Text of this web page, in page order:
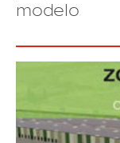
modelo